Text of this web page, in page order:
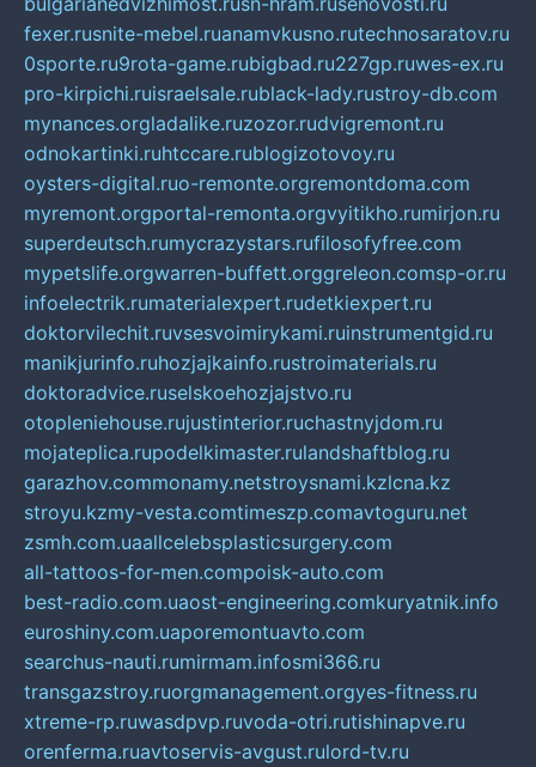
fexer.rusnite-mebel.ruanamvkusno.rutechnosaratov.ru
0sporte.ru9rota-game.rubigbad.ru227gp.ruwes-ex.ru
pro-kirpichi.ruisraelsale.rublack-lady.rustroy-db.com
mynances.orgladalike.ruzozor.rudvigremont.ru
odnokartinki.ruhtccare.rublogizotovoy.ru
oysters-digital.ruo-remonte.orgremontdoma.com
myremont.orgportal-remonta.orgvyitikho.rumirjon.ru
superdeutsch.rumycrazystars.rufilosofyfree.com
mypetslife.orgwarren-buffett.orggreleon.comsp-or.ru
infoelectrik.rumaterialexpert.rudetkiexpert.ru
doktorvilechit.ruvsesvoimirykami.ruinstrumentgid.ru
manikjurinfo.ruhozjajkainfo.rustroimaterials.ru
doktoradvice.ruselskoehozjajstvo.ru
otopleniehouse.rujustinterior.ruchastnyjdom.ru
mojateplica.rupodelkimaster.rulandshaftblog.ru
garazhov.commonamy.netstroysnami.kzlcna.kz
stroyu.kzmy-vesta.comtimeszp.comavtoguru.net
zsmh.com.uaallcelebsplasticsurgery.com
all-tattoos-for-men.compoisk-auto.com
best-radio.com.uaost-engineering.comkuryatnik.info
euroshiny.com.uaporemontuavto.com
searchus-nauti.rumirmam.infosmi366.ru
transgazstroy.ruorgmanagement.orgyes-fitness.ru
xtreme-rp.ruwasdpvp.ruvoda-otri.rutishinapve.ru
orenferma.ruavtoservis-avgust.rulord-tv.ru